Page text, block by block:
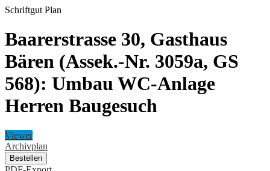
Schriftgut Plan
Baarerstrasse 30, Gasthaus
Bären (Assek.-Nr. 3059a, GS
568): Umbau WC-Anlage
Herren Baugesuch
Viewer
Archivplan
Bestellen